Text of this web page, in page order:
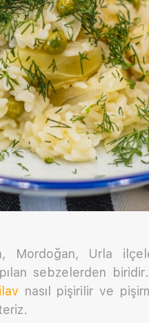
Mordoğan, Urla
sebzelerden
nasıl pişirilir ve